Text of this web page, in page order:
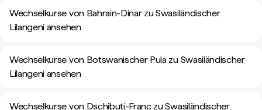
Wechselkurse von Bahrain-Dinar zu Swasiländischer
Lilangeni ansehen
Wechselkurse von Botswanischer Pula zu Swasiländischer
Lilangeni ansehen
Wechselkurse von Dschibuti-Franc zu Swasiländischer